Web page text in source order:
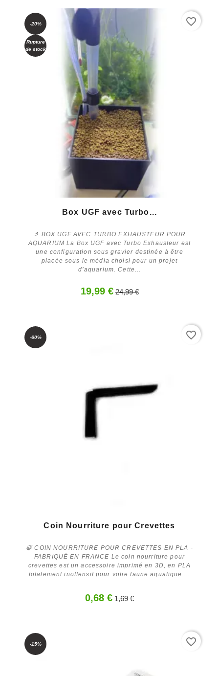
En savoir plus
-20%
Rupture
de stock
Box UGF avec Turbo...
🔬 BOX UGF AVEC TURBO EXHAUSTEUR POUR
AQUARIUM La Box UGF avec Turbo Exhausteur est
une configuration sous gravier destinée à être
placée sous le média choisi pour un projet
d’aquarium. Cette...
19,99 € 24,99 €
favorite_border
aperçu
-60%
Coin Nourriture pour Crevettes
🍃 COIN NOURRITURE POUR CREVETTES EN PLA -
FABRIQUÉ EN FRANCE Le coin nourriture pour
crevettes est un accessoire imprimé en 3D, en PLA
totalement inoffensif pour votre faune aquatique....
0,68 € 1,69 €
favorite_border
-15% favorite_border